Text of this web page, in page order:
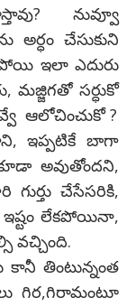
నువ్వూ
అర్ధం చేసుకుని
పోయి ఇలా ఎదురు
మజ్జిగతో సర్ధుకో
ఆలోచించుకో ?
బాగా
అవుతోందని,
గుర్తు చేసేసరికి,
లేకపోయినా,
వచ్చింది.
తింటున్నంత
గిర,గిరామంటూ